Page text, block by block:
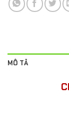
MÔ TẢ